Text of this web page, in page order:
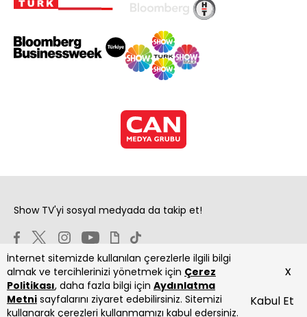
İnternet sitemizde kullanılan çerezlerle ilgili bilgi
almak ve tercihlerinizi yönetmek için Çerez
Politikası, daha fazla bilgi için Aydınlatma
Metni sayfalarını ziyaret edebilirsiniz. Sitemizi
kullanarak çerezleri kullanmamızı kabul edersiniz.
Kabul Et
x
Show TV'yi sosyal medyada da takip et!
Copyright 2026 Show Televizyon Yayıncılık A.Ş.